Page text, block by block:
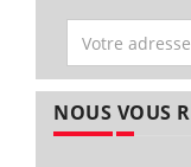
NOUS VOUS